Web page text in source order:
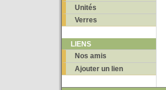
Unités
Verres
LIENS
Nos amis
Ajouter un lien